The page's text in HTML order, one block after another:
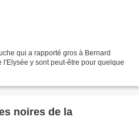
qui a rapporté gros à Bernard
y sont peut-être pour quelque
noires de la